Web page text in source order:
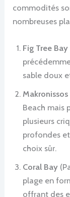
commodités
nombreuses
Fig Tree Bay
sable doux
Makronissos
Beach mais
plusieurs
profondes
choix sûr.
Coral Bay
plage en
offrant des